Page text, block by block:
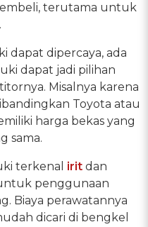
terutama untuk
dapat dipercaya, ada
dapat jadi pilihan
Misalnya karena
Toyota atau
harga bekas yang
sama.
terkenal irit dan
penggunaan
Biaya perawatannya
dicari di bengkel